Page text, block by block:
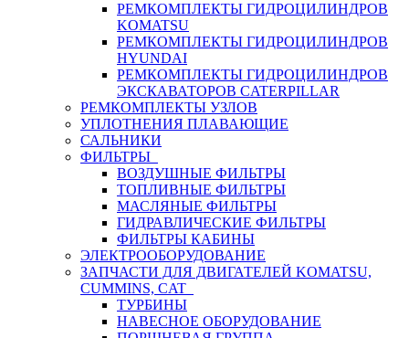
РЕМКОМПЛЕКТЫ ГИДРОЦИЛИНДРОВ
KOMATSU
РЕМКОМПЛЕКТЫ ГИДРОЦИЛИНДРОВ
HYUNDAI
РЕМКОМПЛЕКТЫ ГИДРОЦИЛИНДРОВ
ЭКСКАВАТОРОВ CATERPILLAR
РЕМКОМПЛЕКТЫ УЗЛОВ
УПЛОТНЕНИЯ ПЛАВАЮЩИЕ
САЛЬНИКИ
ФИЛЬТРЫ
ВОЗДУШНЫЕ ФИЛЬТРЫ
ТОПЛИВНЫЕ ФИЛЬТРЫ
МАСЛЯНЫЕ ФИЛЬТРЫ
ГИДРАВЛИЧЕСКИЕ ФИЛЬТРЫ
ФИЛЬТРЫ КАБИНЫ
ЭЛЕКТРООБОРУДОВАНИЕ
ЗАПЧАСТИ ДЛЯ ДВИГАТЕЛЕЙ KOMATSU,
CUMMINS, CAT
ТУРБИНЫ
НАВЕСНОЕ ОБОРУДОВАНИЕ